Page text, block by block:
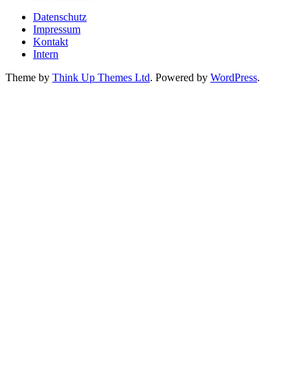
Datenschutz
Impressum
Kontakt
Intern
Theme by Think Up Themes Ltd. Powered by WordPress.